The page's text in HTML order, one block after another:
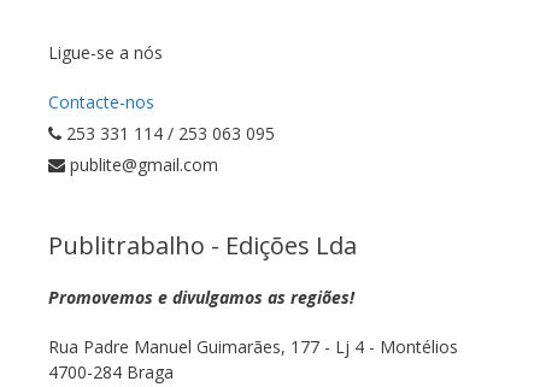
Ligue-se a nós
Contacte-nos
253 331 114 / 253 063 095
publite@gmail.com
Publitrabalho - Edições Lda
Promovemos e divulgamos as regiões!
Rua Padre Manuel Guimarães, 177 - Lj 4 - Montélios
4700-284 Braga